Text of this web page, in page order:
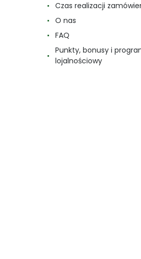
Czas realizacji
O nas
FAQ
Punkty, bonusy i
lojalnościowy